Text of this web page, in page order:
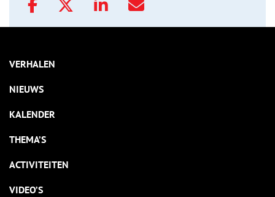
VERHALEN
NIEUWS
KALENDER
THEMA’S
ACTIVITEITEN
VIDEO’S